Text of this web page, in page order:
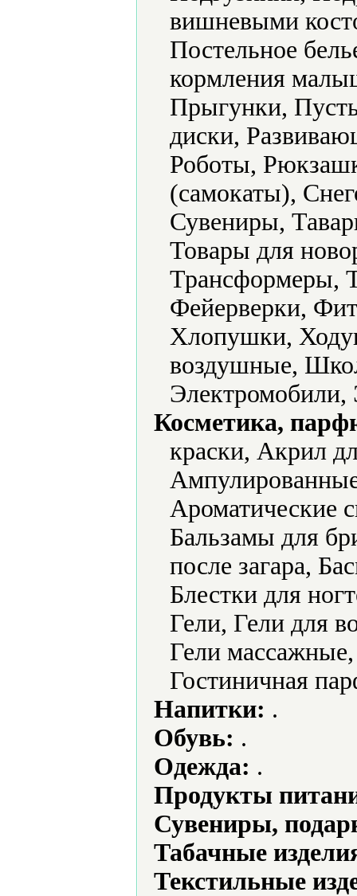
вишневыми
Постельное
кормления
Прыгунки,
диски,
Роботы,
(самокаты),
Сувениры,
Товары для
Трансформеры,
Фейерверки,
Хлопушки,
воздушные,
Электромобили,
Косметика,
краски, Акрил
Ароматические
Бальзамы для
после загара,
Блестки для
Гели, Гели для
Гели
Гостиничная
Напитки: .
Обувь: .
Одежда: .
Продукты
Сувениры,
Табачные
Текстильные